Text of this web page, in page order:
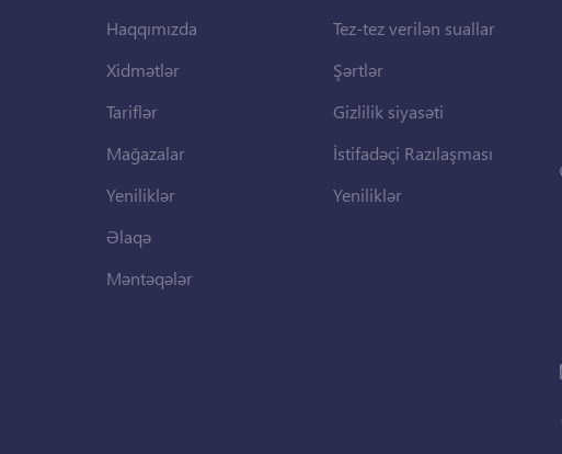
Haqqımızda
Xidmətlər
Tariflər
Mağazalar
Yeniliklər
Əlaqə
Məntəqələr
Tez-tez verilən suallar
Şərtlər
Gizlilik siyasəti
İstifadəçi Razılaşması
Yeniliklər